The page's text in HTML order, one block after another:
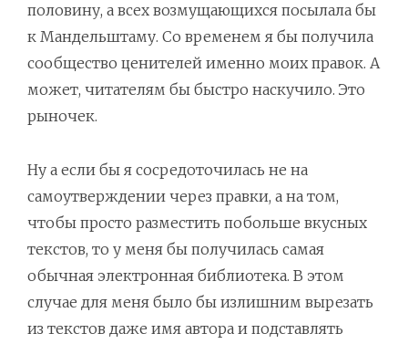
половину, а всех возмущающихся посылала бы
к Мандельштаму. Со временем я бы получила
сообщество ценителей именно моих правок. А
может, читателям бы быстро наскучило. Это
рыночек.
Ну а если бы я сосредоточилась не на
самоутверждении через правки, а на том,
чтобы просто разместить побольше вкусных
текстов, то у меня бы получилась самая
обычная электронная библиотека. В этом
случае для меня было бы излишним вырезать
из текстов даже имя автора и подставлять